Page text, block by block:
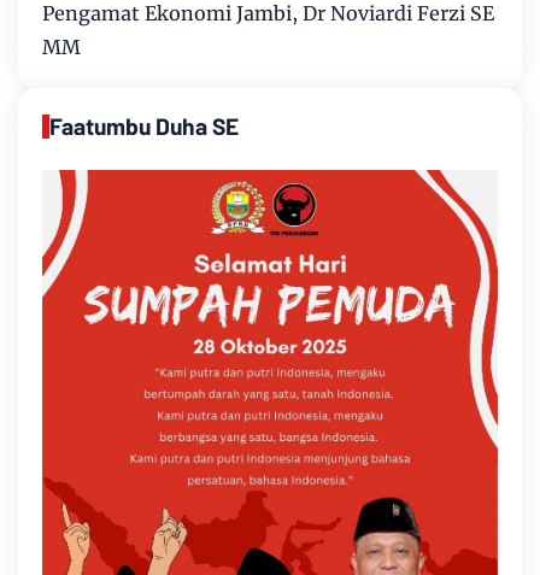
Pengamat Ekonomi Jambi, Dr Noviardi Ferzi SE
MM
Faatumbu Duha SE